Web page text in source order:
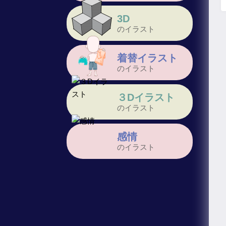
3D
のイラスト
着替イラスト
のイラスト
３Dイラスト
のイラスト
感情
のイラスト